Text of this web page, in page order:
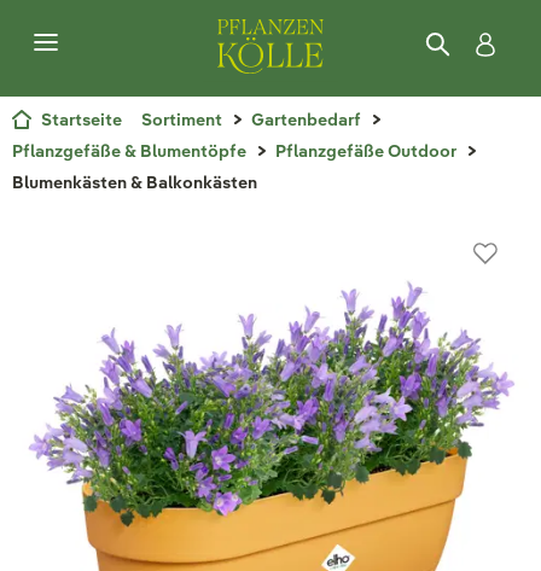
Startseite Sortiment
Gartenbedarf
Pflanzgefäße & Blumentöpfe
Pflanzgefäße Outdoor
Blumenkästen & Balkonkästen